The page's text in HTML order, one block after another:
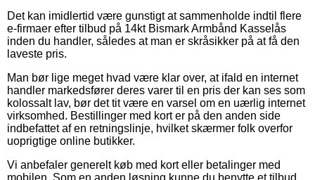
Det kan imidlertid være gunstigt at sammenholde indtil flere
e-firmaer efter tilbud på 14kt Bismark Armbånd Kasselås
inden du handler, således at man er skråsikker på at få den
laveste pris.
Man bør lige meget hvad være klar over, at ifald en internet
handler markedsfører deres varer til en pris der kan ses som
kolossalt lav, bør det tit være en varsel om en uærlig internet
virksomhed. Bestillinger med kort er på den anden side
indbefattet af en retningslinje, hvilket skærmer folk overfor
uoprigtige online butikker.
Vi anbefaler generelt køb med kort eller betalinger med
mobilen. Som en anden løsning kunne du benytte et tilbud